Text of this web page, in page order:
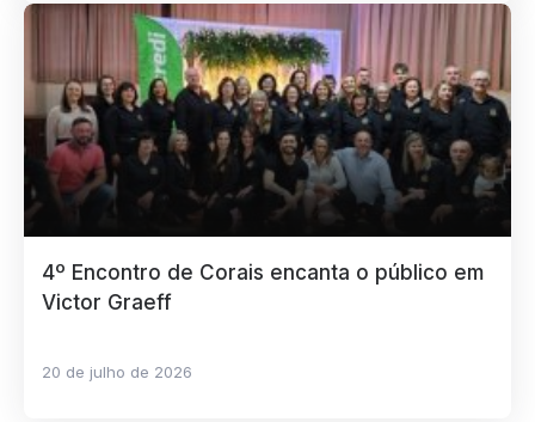
4º Encontro de Corais encanta o público em
Victor Graeff
20 de julho de 2026